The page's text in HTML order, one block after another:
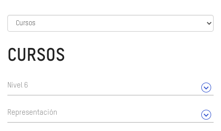
CURSOS
Nivel 6
Representación